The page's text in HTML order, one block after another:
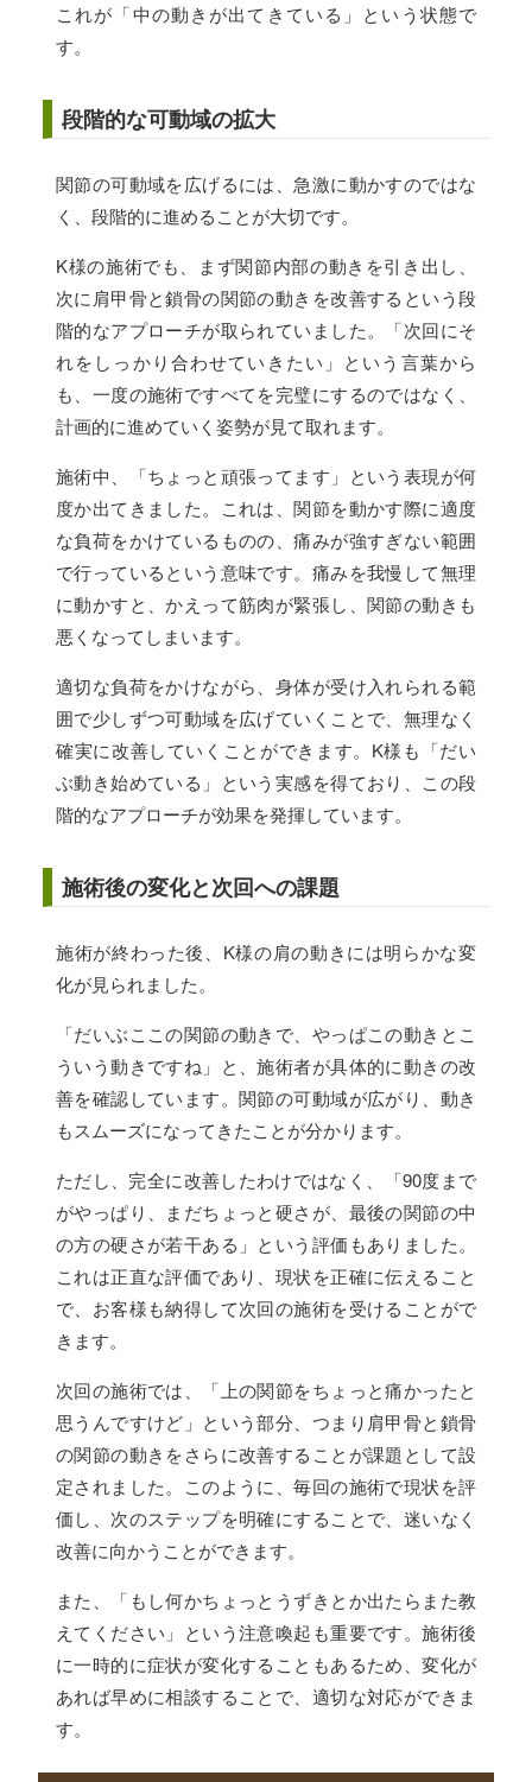
これが「中の動きが出てきている」という状態で
す。
段階的な可動域の拡大
関節の可動域を広げるには、急激に動かすのではな
く、段階的に進めることが大切です。
K様の施術でも、まず関節内部の動きを引き出し、
次に肩甲骨と鎖骨の関節の動きを改善するという段
階的なアプローチが取られていました。「次回にそ
れをしっかり合わせていきたい」という言葉から
も、一度の施術ですべてを完璧にするのではなく、
計画的に進めていく姿勢が見て取れます。
施術中、「ちょっと頑張ってます」という表現が何
度か出てきました。これは、関節を動かす際に適度
な負荷をかけているものの、痛みが強すぎない範囲
で行っているという意味です。痛みを我慢して無理
に動かすと、かえって筋肉が緊張し、関節の動きも
悪くなってしまいます。
適切な負荷をかけながら、身体が受け入れられる範
囲で少しずつ可動域を広げていくことで、無理なく
確実に改善していくことができます。K様も「だい
ぶ動き始めている」という実感を得ており、この段
階的なアプローチが効果を発揮しています。
施術後の変化と次回への課題
施術が終わった後、K様の肩の動きには明らかな変
化が見られました。
「だいぶここの関節の動きで、やっぱこの動きとこ
ういう動きですね」と、施術者が具体的に動きの改
善を確認しています。関節の可動域が広がり、動き
もスムーズになってきたことが分かります。
ただし、完全に改善したわけではなく、「90度まで
がやっぱり、まだちょっと硬さが、最後の関節の中
の方の硬さが若干ある」という評価もありました。
これは正直な評価であり、現状を正確に伝えること
で、お客様も納得して次回の施術を受けることがで
きます。
次回の施術では、「上の関節をちょっと痛かったと
思うんですけど」という部分、つまり肩甲骨と鎖骨
の関節の動きをさらに改善することが課題として設
定されました。このように、毎回の施術で現状を評
価し、次のステップを明確にすることで、迷いなく
改善に向かうことができます。
また、「もし何かちょっとうずきとか出たらまた教
えてください」という注意喚起も重要です。施術後
に一時的に症状が変化することもあるため、変化が
あれば早めに相談することで、適切な対応ができま
す。